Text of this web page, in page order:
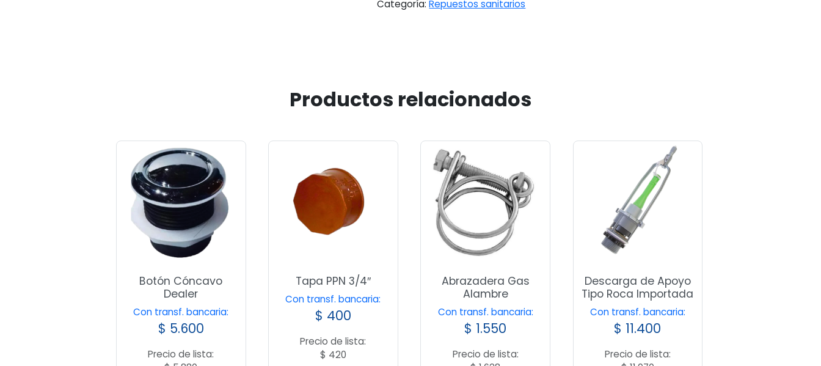
Categoría:Repuestos sanitarios
Productos relacionados
Botón Cóncavo
Dealer
Con transf. bancaria:
$ 5.600
Precio de lista:
Tapa PPN 3/4″
Con transf. bancaria:
$ 400
Precio de lista:
$ 420
Abrazadera Gas
Alambre
Con transf. bancaria:
$ 1.550
Precio de lista:
Descarga de Apoyo
Tipo Roca Importada
Con transf. bancaria:
$ 11.400
Precio de lista: